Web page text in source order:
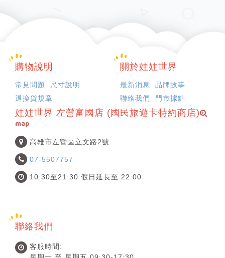
購物說明
常見問題
尺寸說明
退換貨規章
關於娃娃世界
最新消息
品牌故事
聯絡我們
門市據點
娃娃世界 左營富國店 (國民旅遊卡特約商店)
map
高雄市左營區立文路2號
07-5507757
10:30至21:30 假日延長至 22:00
聯絡我們
客服時間: